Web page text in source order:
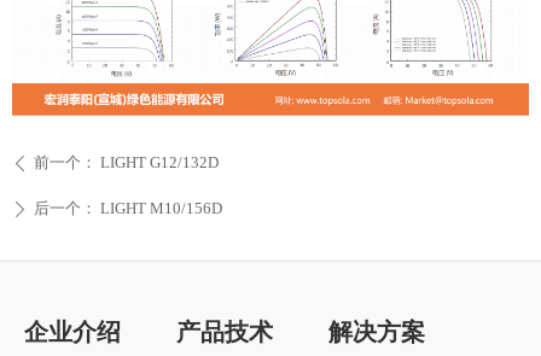
ꄴ 前一个： LIGHT G12/132D
ꄲ 后一个： LIGHT M10/156D
企业介绍 产品技术 解决方案